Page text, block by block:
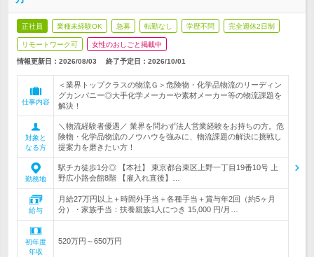
正社員 業種未経験OK 急募 転勤なし 学歴不問 完全週休2日制
リモートワーク可 女性のおしごと掲載中
情報更新日：2026/08/03 終了予定日： 2026/10/01
仕事内容
＜業界トップクラスの物流Ｇ＞危険物・化学品物流のリーディン
グカンパニー◎大手化学メーカーや素材メーカー等の物流課題を
解決！
対象と
なる方
＼物流経験者優遇／ 業界を問わず法人営業経験をお持ちの方。危
険物・化学品物流のノウハウを強みに、物流課題の解決に挑戦し
提案力を磨きたい方！
勤務地
駅チカ徒歩1分◎ 【本社】 東京都台東区上野一丁目19番10号 上
野広小路会館8階 【雇入れ直後】…
給与
月給27万円以上＋時間外手当＋各種手当＋賞与年2回（約5ヶ月
分）・家族手当：扶養親族1人につき 15,000 円/月…
初年度
年収
520万円～650万円